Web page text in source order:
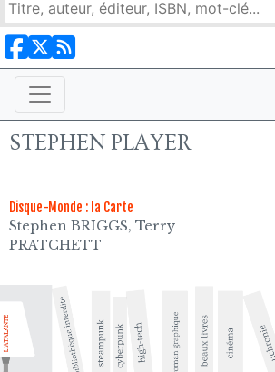
STEPHEN PLAYER
Disque-Monde : la Carte
Stephen BRIGGS, Terry
PRATCHETT